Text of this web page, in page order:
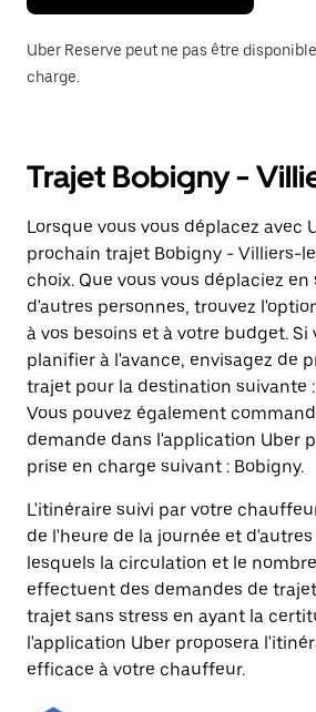
fermer
calendrier.
Uber Reserve peut ne pas être
charge.
Trajet Bobigny -
Lorsque vous vous déplacez avec
prochain trajet Bobigny - Villiers-
choix. Que vous vous déplaciez en
d'autres personnes, trouvez
à vos besoins et à votre budget. Si
planifier à l'avance, envisagez de
trajet pour la destination suivante
Vous pouvez également
demande dans l'application Uber
prise en charge suivant : Bobigny.
L'itinéraire suivi par votre
de l'heure de la journée et
lesquels la circulation et le
effectuent des demandes de
trajet sans stress en ayant la
l'application Uber proposera
efficace à votre chauffeur.